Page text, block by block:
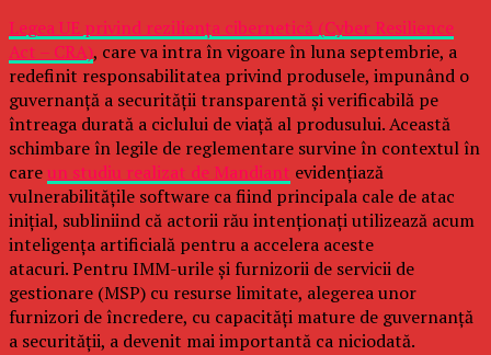
Legea UE privind reziliența cibernetică (Cyber Resilience
Act – CRA), care va intra în vigoare în luna septembrie, a
redefinit responsabilitatea privind produsele, impunând o
guvernanță a securității transparentă și verificabilă pe
întreaga durată a ciclului de viață al produsului. Această
schimbare în legile de reglementare survine în contextul în
careun studiu realizat de Mandiant evidențiază
vulnerabilitățile software ca fiind principala cale de atac
inițial, subliniind că actorii rău intenționați utilizează acum
inteligența artificială pentru a accelera aceste
atacuri. Pentru IMM-urile și furnizorii de servicii de
gestionare (MSP) cu resurse limitate, alegerea unor
furnizori de încredere, cu capacități mature de guvernanță
a securității, a devenit mai importantă ca niciodată.